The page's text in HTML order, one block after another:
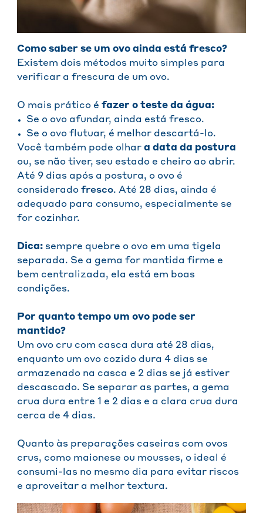
Como saber se um ovo ainda está fresco?
Existem dois métodos muito simples para
verificar a frescura de um ovo.
O mais prático é fazer o teste da água:
Se o ovo afundar, ainda está fresco.
Se o ovo flutuar, é melhor descartá-lo.
Você também pode olhar a data da postura
ou, se não tiver, seu estado e cheiro ao abrir.
Até 9 dias após a postura, o ovo é
considerado fresco. Até 28 dias, ainda é
adequado para consumo, especialmente se
for cozinhar.
Dica: sempre quebre o ovo em uma tigela
separada. Se a gema for mantida firme e
bem centralizada, ela está em boas
condições.
Por quanto tempo um ovo pode ser
mantido?
Um ovo cru com casca dura até 28 dias,
enquanto um ovo cozido dura 4 dias se
armazenado na casca e 2 dias se já estiver
descascado. Se separar as partes, a gema
crua dura entre 1 e 2 dias e a clara crua dura
cerca de 4 dias.
Quanto às preparações caseiras com ovos
crus, como maionese ou mousses, o ideal é
consumi-las no mesmo dia para evitar riscos
e aproveitar a melhor textura.